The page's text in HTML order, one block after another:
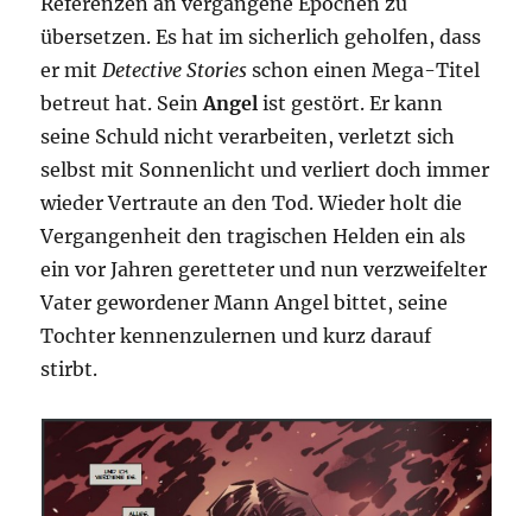
übersetzen. Es hat im sicherlich geholfen, dass
er mit Detective Stories schon einen Mega-Titel
betreut hat. SeinAngel ist gestört. Er kann
seine Schuld nicht verarbeiten, verletzt sich
selbst mit Sonnenlicht und verliert doch immer
wieder Vertraute an den Tod. Wieder holt die
Vergangenheit den tragischen Helden ein als
ein vor Jahren geretteter und nun verzweifelter
Vater gewordener Mann Angel bittet, seine
Tochter kennenzulernen und kurz darauf
stirbt.